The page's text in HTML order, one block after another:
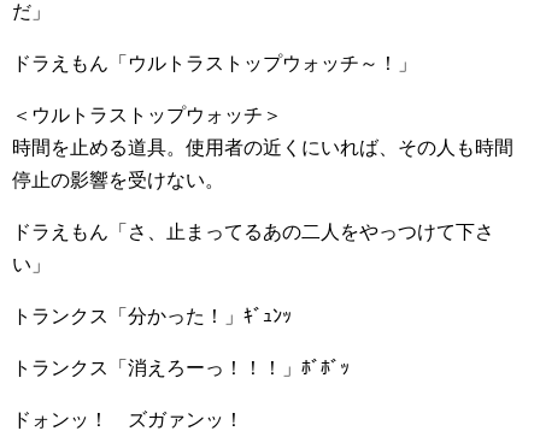
だ」
ドラえもん「ウルトラストップウォッチ～！」
＜ウルトラストップウォッチ＞
時間を止める道具。使用者の近くにいれば、その人も時間
停止の影響を受けない。
ドラえもん「さ、止まってるあの二人をやっつけて下さ
い」
トランクス「分かった！」ｷﾞｭﾝｯ
トランクス「消えろーっ！！！」ﾎﾞﾎﾞｯ
ドォンッ！ ズガァンッ！